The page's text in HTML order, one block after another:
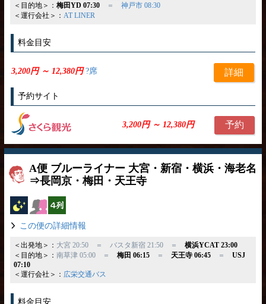
＜目的地＞： 梅田YD 07:30＝ 神戸市 08:30
＜運行会社＞： AT LINER
料金目安
3,200円 ～ 12,380円?席 詳細
予約サイト
3,200円 ～ 12,380円 予約
A便 ブルーライナー 大宮・新宿・横浜・海老名
⇒長岡京・梅田・天王寺
夜行バス女性安心
この便の詳細情報
＜出発地＞： 大宮 20:50 ＝ バスタ新宿 21:50 ＝ 横浜YCAT 23:00
＜目的地＞： 南草津 05:00 ＝ 梅田 06:15＝ 天王寺 06:45＝ USJ
07:10
＜運行会社＞： 広栄交通バス
料金目安